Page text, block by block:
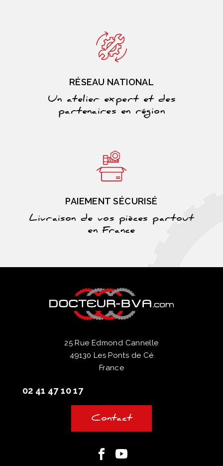
RÉSEAU NATIONAL
Un atelier expert et des
partenaires en région
PAIEMENT SÉCURISÉ
Livraison de vos pièces partout
en France
25 Rue Edmond Cannelle
49130 Les Ponts de Cé
France
02 41 47 10 17
Contact
FacebookYoutube